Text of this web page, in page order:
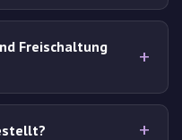
Freischaltung